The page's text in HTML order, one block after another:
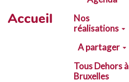
Accueil
Nos
réalisations
A partager
Tous Dehors à
Bruxelles